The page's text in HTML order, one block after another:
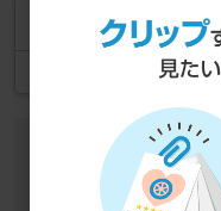
2026年2月24日
作業データ
日産